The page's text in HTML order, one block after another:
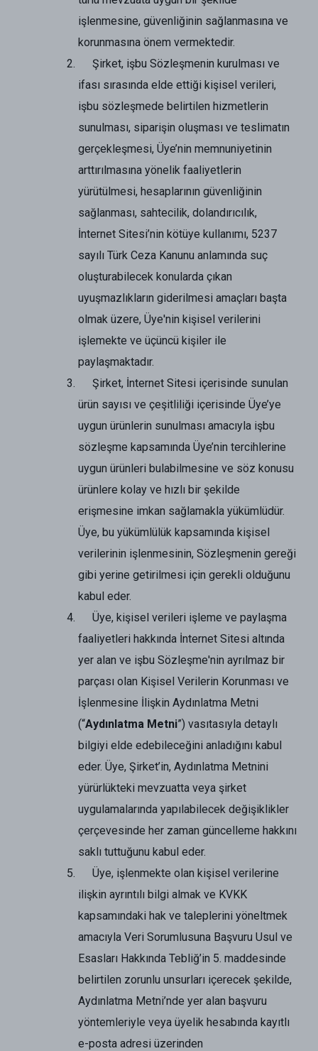
işlenmesine, güvenliğinin sağlanmasına ve
korunmasına önem vermektedir.
Şirket, işbu Sözleşmenin kurulması ve
ifası sırasında elde ettiği kişisel verileri,
işbu sözleşmede belirtilen hizmetlerin
sunulması, siparişin oluşması ve teslimatın
gerçekleşmesi, Üye’nin memnuniyetinin
arttırılmasına yönelik faaliyetlerin
yürütülmesi, hesaplarının güvenliğinin
sağlanması, sahtecilik, dolandırıcılık,
İnternet Sitesi’nin kötüye kullanımı, 5237
sayılı Türk Ceza Kanunu anlamında suç
oluşturabilecek konularda çıkan
uyuşmazlıkların giderilmesi amaçları başta
olmak üzere, Üye'nin kişisel verilerini
işlemekte ve üçüncü kişiler ile
paylaşmaktadır.
Şirket, İnternet Sitesi içerisinde sunulan
ürün sayısı ve çeşitliliği içerisinde Üye’ye
uygun ürünlerin sunulması amacıyla işbu
sözleşme kapsamında Üye’nin tercihlerine
uygun ürünleri bulabilmesine ve söz konusu
ürünlere kolay ve hızlı bir şekilde
erişmesine imkan sağlamakla yükümlüdür.
Üye, bu yükümlülük kapsamında kişisel
verilerinin işlenmesinin, Sözleşmenin gereği
gibi yerine getirilmesi için gerekli olduğunu
kabul eder.
Üye, kişisel verileri işleme ve paylaşma
faaliyetleri hakkında İnternet Sitesi altında
yer alan ve işbu Sözleşme'nin ayrılmaz bir
parçası olan Kişisel Verilerin Korunması ve
İşlenmesine İlişkin Aydınlatma Metni
(“Aydınlatma Metni”) vasıtasıyla detaylı
bilgiyi elde edebileceğini anladığını kabul
eder. Üye, Şirket’in, Aydınlatma Metnini
yürürlükteki mevzuatta veya şirket
uygulamalarında yapılabilecek değişiklikler
çerçevesinde her zaman güncelleme hakkını
saklı tuttuğunu kabul eder.
Üye, işlenmekte olan kişisel verilerine
ilişkin ayrıntılı bilgi almak ve KVKK
kapsamındaki hak ve taleplerini yöneltmek
amacıyla Veri Sorumlusuna Başvuru Usul ve
Esasları Hakkında Tebliğ’in 5. maddesinde
belirtilen zorunlu unsurları içerecek şekilde,
Aydınlatma Metni’nde yer alan başvuru
yöntemleriyle veya üyelik hesabında kayıtlı
e-posta adresi üzerinden